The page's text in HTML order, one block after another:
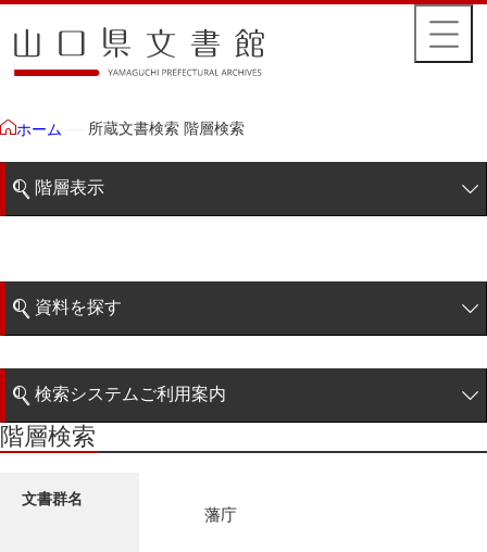
ホーム 所蔵文書検索 階層検索
階層表示
藩政文書
大令録
資料を探す
階層検索
検索システムご利用案内
検索システムの利用について
更新履歴
階層検索
文書群名
藩庁